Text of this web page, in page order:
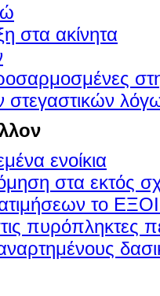
στα ακίνητα
στεγαστικών
ενοίκια
στα εκτός
το
πυρόπληκτες